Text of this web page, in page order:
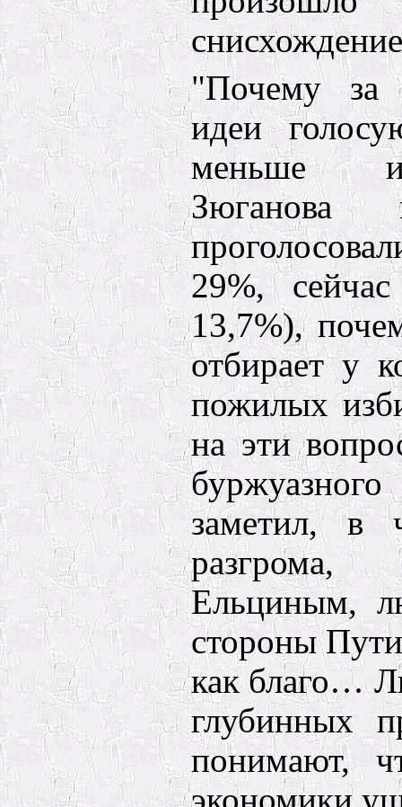
"Почему за
идеи
меньше
29%,
13,7%),
отбирает у
пожилых
на эти
заметил, в
Ельциным,
стороны
как благо…
глубинных
понимают,